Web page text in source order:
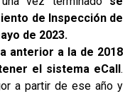
de Inspección de
de 2023.
anterior a la de 2018
el sistema eCall .
a partir de ese año y